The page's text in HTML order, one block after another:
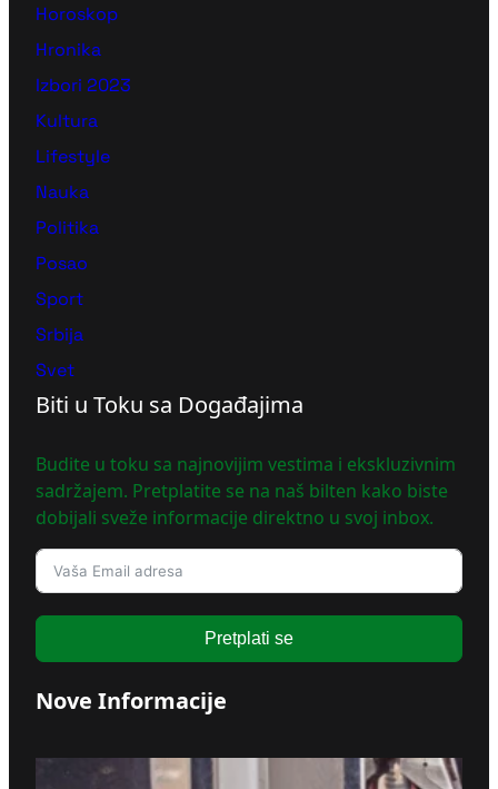
Horoskop
Hronika
Izbori 2023
Kultura
Lifestyle
Nauka
Politika
Posao
Sport
Srbija
Svet
Biti u Toku sa Događajima
Budite u toku sa najnovijim vestima i ekskluzivnim
sadržajem. Pretplatite se na naš bilten kako biste
dobijali sveže informacije direktno u svoj inbox.
Pretplati se
Nove Informacije